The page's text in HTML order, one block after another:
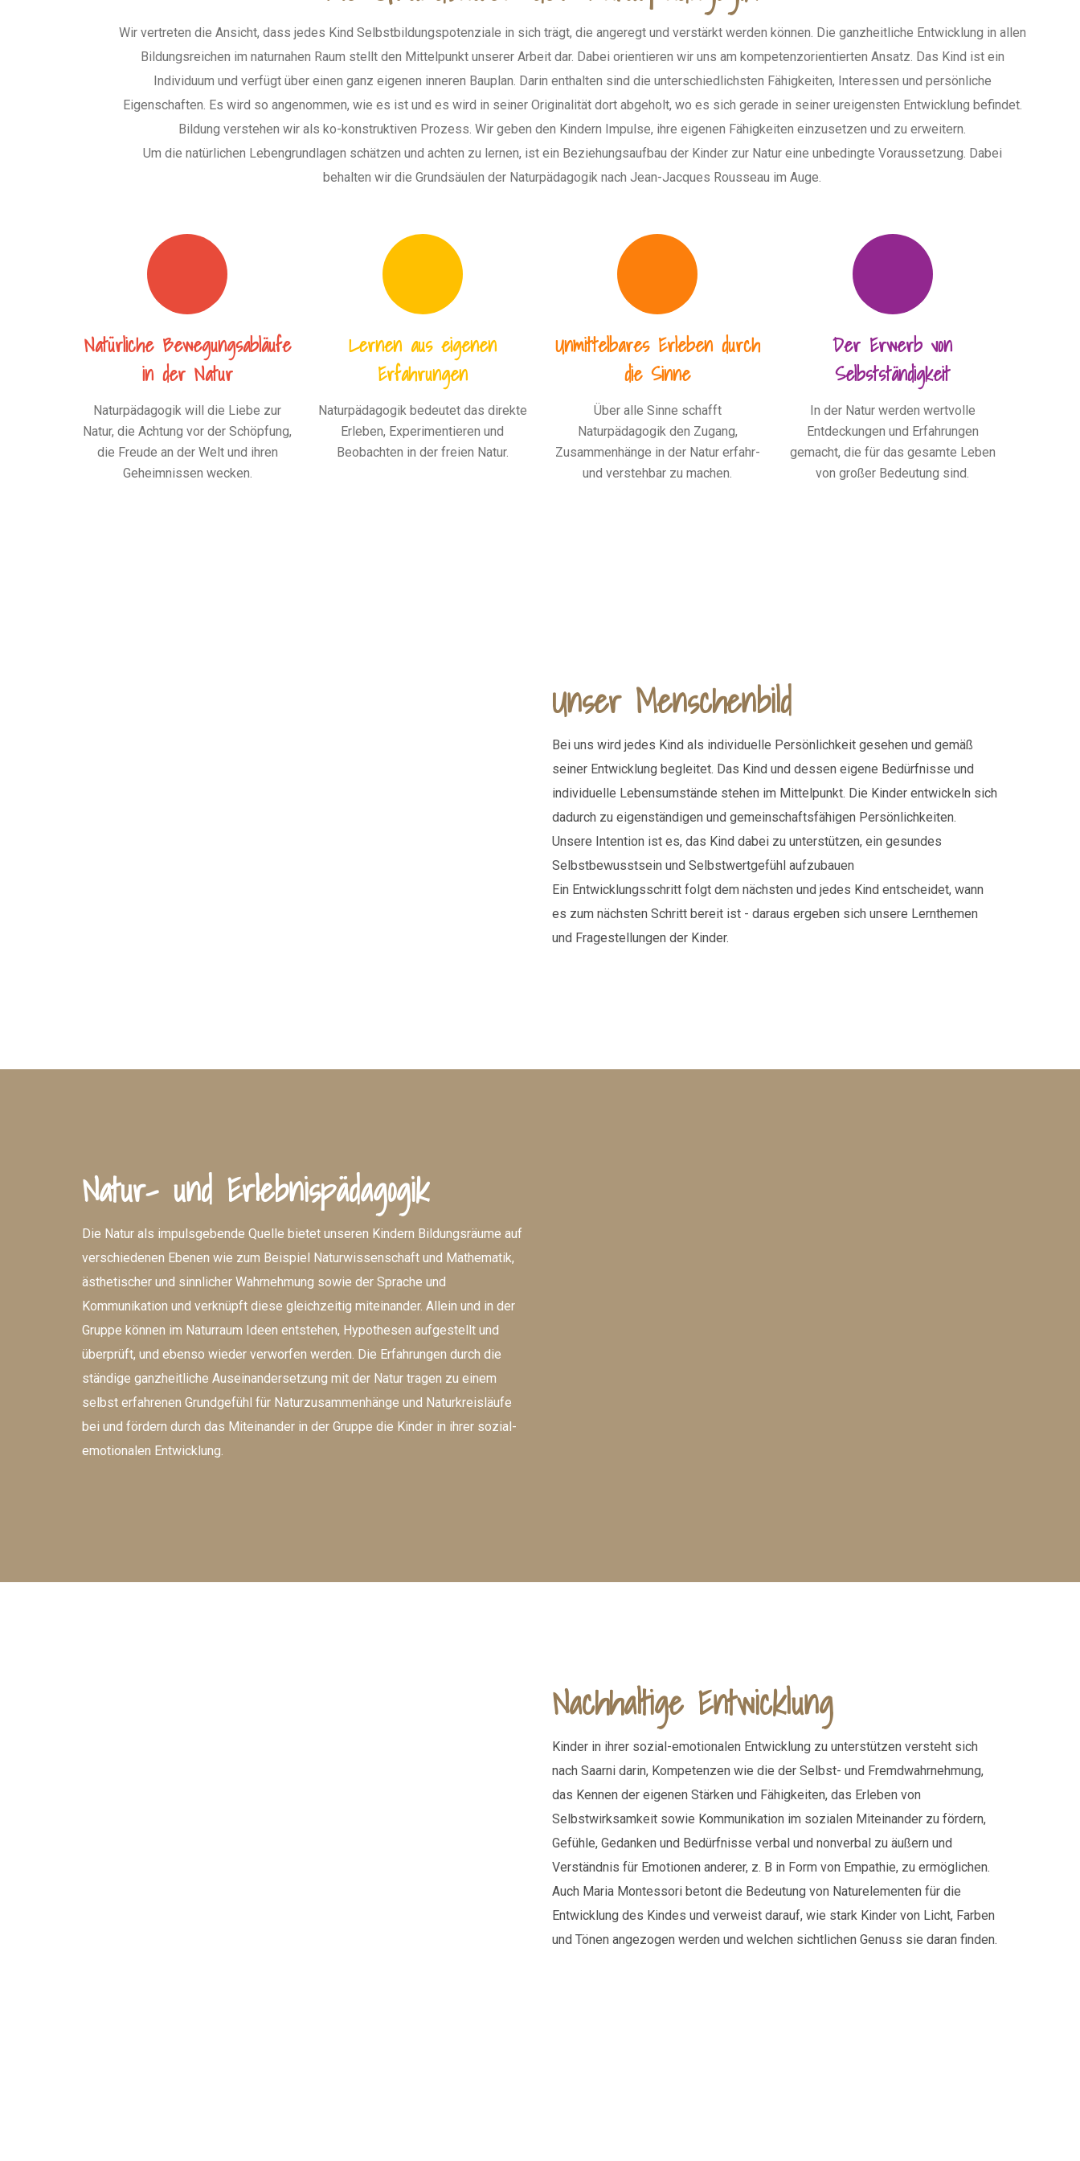
Wir vertreten die Ansicht, dass jedes Kind Selbstbildungspotenziale in sich trägt, die angeregt und verstärkt werden können. Die ganzheitliche Entwicklung in allen
Bildungsreichen im naturnahen Raum stellt den Mittelpunkt unserer Arbeit dar. Dabei orientieren wir uns am kompetenzorientierten Ansatz. Das Kind ist ein
Individuum und verfügt über einen ganz eigenen inneren Bauplan. Darin enthalten sind die unterschiedlichsten Fähigkeiten, Interessen und persönliche
Eigenschaften. Es wird so angenommen, wie es ist und es wird in seiner Originalität dort abgeholt, wo es sich gerade in seiner ureigensten Entwicklung befindet.
Bildung verstehen wir als ko-konstruktiven Prozess. Wir geben den Kindern Impulse, ihre eigenen Fähigkeiten einzusetzen und zu erweitern.
Um die natürlichen Lebengrundlagen schätzen und achten zu lernen, ist ein Beziehungsaufbau der Kinder zur Natur eine unbedingte Voraussetzung. Dabei
behalten wir die Grundsäulen der Naturpädagogik nach Jean-Jacques Rousseau im Auge.
Natürliche Bewegungsabläufe
in der Natur
Naturpädagogik will die Liebe zur
Natur, die Achtung vor der Schöpfung,
die Freude an der Welt und ihren
Geheimnissen wecken.
Lernen aus eigenen
Erfahrungen
Naturpädagogik bedeutet das direkte
Erleben, Experimentieren und
Beobachten in der freien Natur.
Unmittelbares Erleben durch
die Sinne
Über alle Sinne schafft
Naturpädagogik den Zugang,
Zusammenhänge in der Natur erfahr-
und verstehbar zu machen.
Der Erwerb von
Selbstständigkeit
In der Natur werden wertvolle
Entdeckungen und Erfahrungen
gemacht, die für das gesamte Leben
von großer Bedeutung sind.
Unser Menschenbild
Bei uns wird jedes Kind als individuelle Persönlichkeit gesehen und gemäß
seiner Entwicklung begleitet. Das Kind und dessen eigene Bedürfnisse und
individuelle Lebensumstände stehen im Mittelpunkt. Die Kinder entwickeln sich
dadurch zu eigenständigen und gemeinschaftsfähigen Persönlichkeiten.
Unsere Intention ist es, das Kind dabei zu unterstützen, ein gesundes
Selbstbewusstsein und Selbstwertgefühl aufzubauen
Ein Entwicklungsschritt folgt dem nächsten und jedes Kind entscheidet, wann
es zum nächsten Schritt bereit ist - daraus ergeben sich unsere Lernthemen
und Fragestellungen der Kinder.
Natur- und Erlebnispädagogik
Die Natur als impulsgebende Quelle bietet unseren Kindern Bildungsräume auf
verschiedenen Ebenen wie zum Beispiel Naturwissenschaft und Mathematik,
ästhetischer und sinnlicher Wahrnehmung sowie der Sprache und
Kommunikation und verknüpft diese gleichzeitig miteinander. Allein und in der
Gruppe können im Naturraum Ideen entstehen, Hypothesen aufgestellt und
überprüft, und ebenso wieder verworfen werden. Die Erfahrungen durch die
ständige ganzheitliche Auseinandersetzung mit der Natur tragen zu einem
selbst erfahrenen Grundgefühl für Naturzusammenhänge und Naturkreisläufe
bei und fördern durch das Miteinander in der Gruppe die Kinder in ihrer sozial-
emotionalen Entwicklung.
Nachhaltige Entwicklung
Kinder in ihrer sozial-emotionalen Entwicklung zu unterstützen versteht sich
nach Saarni darin, Kompetenzen wie die der Selbst- und Fremdwahrnehmung,
das Kennen der eigenen Stärken und Fähigkeiten, das Erleben von
Selbstwirksamkeit sowie Kommunikation im sozialen Miteinander zu fördern,
Gefühle, Gedanken und Bedürfnisse verbal und nonverbal zu äußern und
Verständnis für Emotionen anderer, z. B in Form von Empathie, zu ermöglichen.
Auch Maria Montessori betont die Bedeutung von Naturelementen für die
Entwicklung des Kindes und verweist darauf, wie stark Kinder von Licht, Farben
und Tönen angezogen werden und welchen sichtlichen Genuss sie daran finden.